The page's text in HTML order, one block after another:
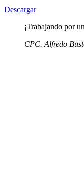
Descargar
¡Trabajando por
CPC. Alfredo